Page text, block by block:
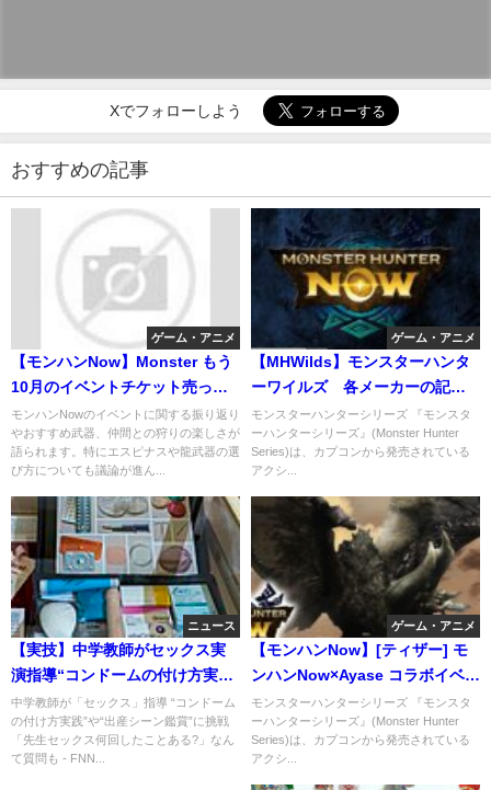
Xでフォローしよう
おすすめの記事
ゲーム・アニメ
【モンハンNow】Monster もう
10月のイベントチケット売って
いるね。見どころ解説
モンハンNowのイベントに関する振り返り
やおすすめ武器、仲間との狩りの楽しさが
語られます。特にエスピナスや龍武器の選
び方についても議論が進ん...
ゲーム・アニメ
【MHWilds】モンスターハンタ
ーワイルズ 各メーカーの記事
から気になる内容をまとめて紹
介
モンスターハンターシリーズ 『モンスタ
ーハンターシリーズ』(Monster Hunter
Series)は、カプコンから発売されている
アクシ...
ニュース
【実技】中学教師がセックス実
演指導“コンドームの付け方実
践”や“Ｍ字開脚シーンを鑑賞し
た学校は？
中学教師が「セックス」指導 “コンドーム
の付け方実践”や“出産シーン鑑賞”に挑戦
「先生セックス何回したことある?」なん
て質問も - FNN...
ゲーム・アニメ
【モンハンNow】[ティザー] モ
ンハンNow×Ayase コラボイベン
ト開催決定！
モンスターハンターシリーズ 『モンスタ
ーハンターシリーズ』(Monster Hunter
Series)は、カプコンから発売されている
アクシ...